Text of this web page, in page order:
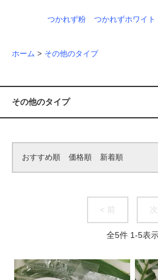
つかれず粉 つかれずホワイト
ホーム > その他のタイプ
その他のタイプ
おすすめ順 価格順 新着順
< 前
全5件 1-5表